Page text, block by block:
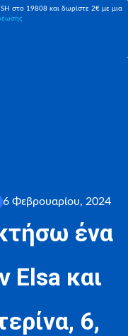
στο 19808 και δωρίστε 2€ με μια
6 Φεβρουαρίου, 2024
ένα
Elsa και
6,